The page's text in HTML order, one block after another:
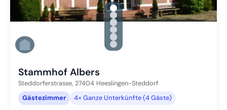
gallery.slide_selector
Zu Slide 1 wechseln
Zu Slide 2 wechseln
Zu Slide 3 wechseln
Zu Slide 4 wechseln
Zu Slide 5 wechseln
Zu Slide 6 wechseln
Stammhof Albers
Steddorferstrasse, 27404 Heeslingen-Steddorf
Gästezimmer
4× Ganze Unterkünfte (4 Gäste)